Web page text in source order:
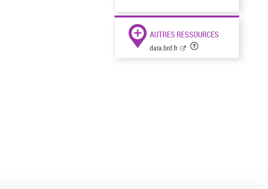
AUTRES RESSOURCES
data.bnf.fr